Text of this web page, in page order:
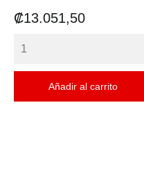
Precio
₡13.051,50
Añadir al carrito